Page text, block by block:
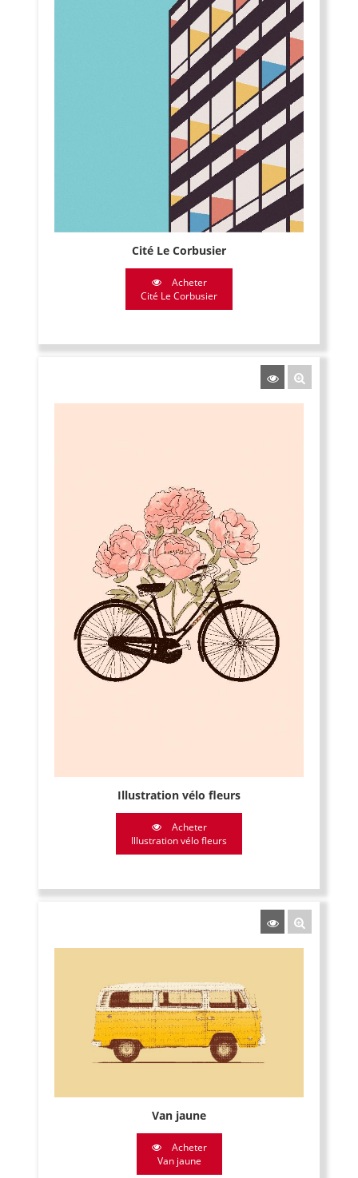
Cité Le Corbusier
Acheter
Cité Le Corbusier
Illustration vélo fleurs
Acheter
Illustration vélo fleurs
Van jaune
Acheter
Van jaune